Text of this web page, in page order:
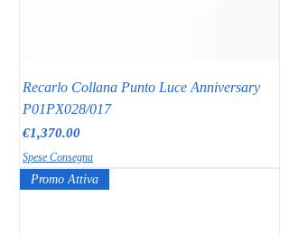
Recarlo Collana Punto Luce Anniversary
P01PX028/017
Price
€1,370.00
Spese Consegna
Promo Attiva